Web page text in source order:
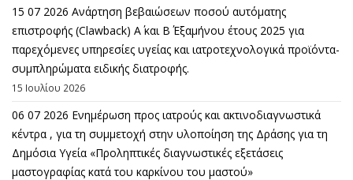
15 07 2026 Ανάρτηση βεβαιώσεων ποσού αυτόματης
επιστροφής (Clawback) A΄ και Β΄ Εξαμήνου έτους 2025 για
παρεχόμενες υπηρεσίες υγείας και ιατροτεχνολογικά προϊόντα-
συμπληρώματα ειδικής διατροφής.
15 Ιουλίου 2026
06 07 2026 Eνημέρωση προς ιατρούς και ακτινοδιαγνωστικά
κέντρα , για τη συμμετοχή στην υλοποίηση της Δράσης για τη
Δημόσια Υγεία «Προληπτικές διαγνωστικές εξετάσεις
μαστογραφίας κατά του καρκίνου του μαστού»